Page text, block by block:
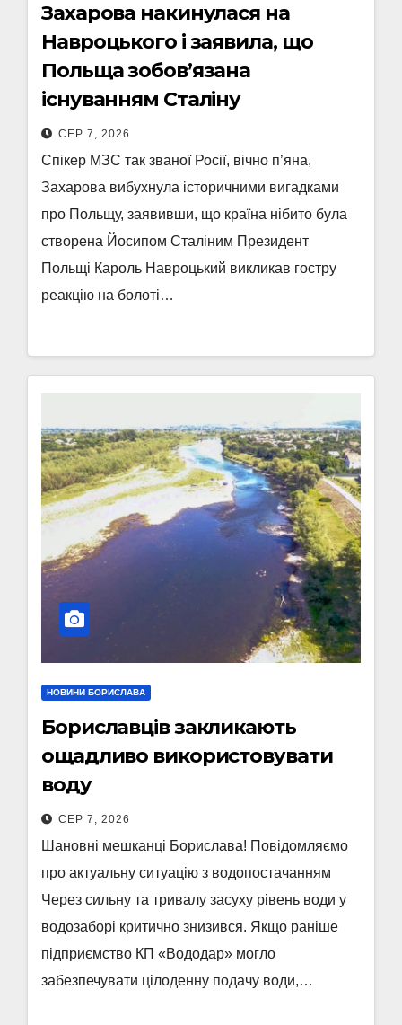
Захарова накинулася на
Навроцького і заявила, що
Польща зобов’язана
існуванням Сталіну
СЕР 7, 2026
Спікер МЗС так званої Росії, вічно п’яна,
Захарова вибухнула історичними вигадками
про Польщу, заявивши, що країна нібито була
створена Йосипом Сталіним Президент
Польщі Кароль Навроцький викликав гостру
реакцію на болоті…
НОВИНИ БОРИСЛАВА
Бориславців закликають
ощадливо використовувати
воду
СЕР 7, 2026
Шановні мешканці Борислава! Повідомляємо
про актуальну ситуацію з водопостачанням
Через сильну та тривалу засуху рівень води у
водозаборі критично знизився. Якщо раніше
підприємство КП «Вододар» могло
забезпечувати цілоденну подачу води,…